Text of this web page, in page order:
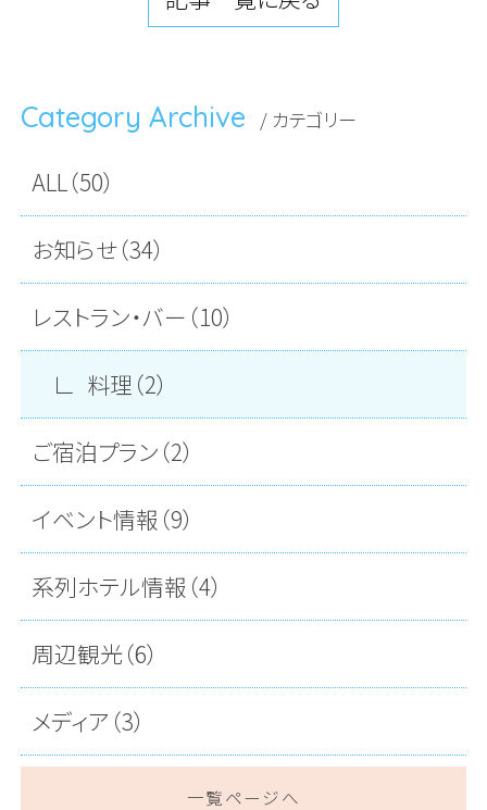
Category Archive / カテゴリー
ALL（50）
お知らせ（34）
レストラン・バー（10）
料理（2）
ご宿泊プラン（2）
イベント情報（9）
系列ホテル情報（4）
周辺観光（6）
メディア（3）
一覧ページへ